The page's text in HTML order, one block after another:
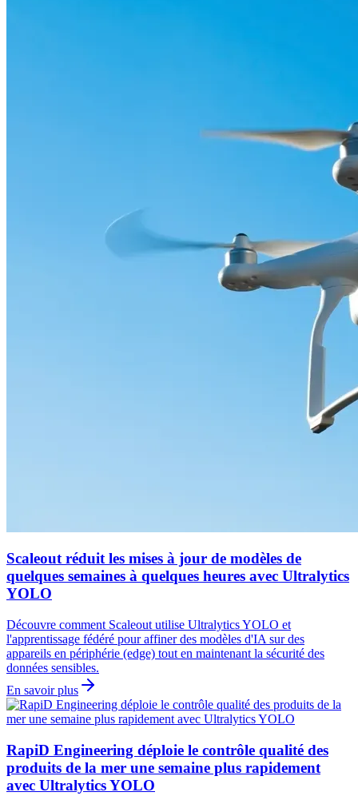
Scaleout réduit les mises à jour de modèles de
quelques semaines à quelques heures avec Ultralytics
YOLO
Découvre comment Scaleout utilise Ultralytics YOLO et
l'apprentissage fédéré pour affiner des modèles d'IA sur des
appareils en périphérie (edge) tout en maintenant la sécurité des
données sensibles.
En savoir plus
RapiD Engineering déploie le contrôle qualité des
produits de la mer une semaine plus rapidement
avec Ultralytics YOLO